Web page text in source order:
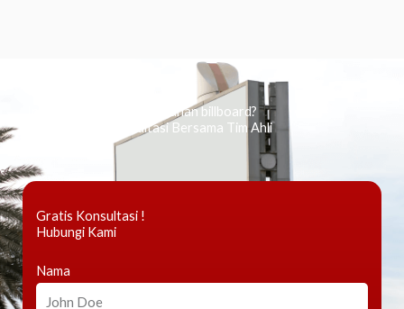
Ingin tahu tentang periklanan billboard?
Kami Berikan Konsultasi Bersama Tim Ahli
Gratis Konsultasi !
Hubungi Kami
Nama